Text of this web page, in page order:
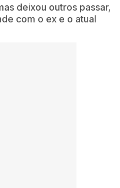
deixou outros passar,
com o ex e o atual